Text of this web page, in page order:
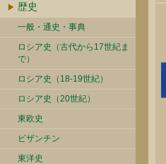
歴史
一般・通史・事典
ロシア史（古代から17世紀ま
で）
ロシア史（18-19世紀）
ロシア史（20世紀）
東欧史
ビザンチン
東洋史